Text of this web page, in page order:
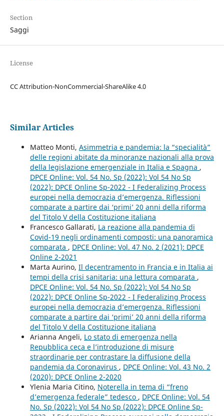
Section
Saggi
License
CC Attribution-NonCommercial-ShareAlike 4.0
Similar Articles
Matteo Monti, Asimmetria e pandemia: la “specialità”
delle regioni abitate da minoranze nazionali alla prova
della legislazione emergenziale in Italia e Spagna ,
DPCE Online: Vol. 54 No. Sp (2022): Vol 54 No Sp
(2022): DPCE Online Sp-2022 - I Federalizing Process
europei nella democrazia d’emergenza. Riflessioni
comparate a partire dai ‘primi’ 20 anni della riforma
del Titolo V della Costituzione italiana
Francesco Gallarati, La reazione alla pandemia di
Covid-19 negli ordinamenti composti: una panoramica
comparata , DPCE Online: Vol. 47 No. 2 (2021): DPCE
Online 2-2021
Marta Aurino, Il decentramento in Francia e in Italia ai
tempi della crisi sanitaria: una lettura comparata ,
DPCE Online: Vol. 54 No. Sp (2022): Vol 54 No Sp
(2022): DPCE Online Sp-2022 - I Federalizing Process
europei nella democrazia d’emergenza. Riflessioni
comparate a partire dai ‘primi’ 20 anni della riforma
del Titolo V della Costituzione italiana
Arianna Angeli, Lo stato di emergenza nella
Repubblica ceca e l’introduzione di misure
straordinarie per contrastare la diffusione della
pandemia da Coronavirus , DPCE Online: Vol. 43 No. 2
(2020): DPCE Online 2-2020
Ylenia Maria Citino, Noterella in tema di “freno
d’emergenza federale” tedesco , DPCE Online: Vol. 54
No. Sp (2022): Vol 54 No Sp (2022): DPCE Online Sp-